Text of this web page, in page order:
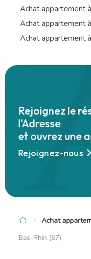
Achat appartement
Achat appartement
Achat appartement
Rejoignez le
l'Adresse
et ouvrez une
Rejoignez-nous
Achat
Bas-Rhin (67)